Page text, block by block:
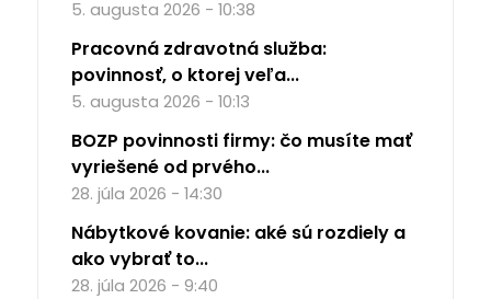
5. augusta 2026 - 10:38
Pracovná zdravotná služba:
povinnosť, o ktorej veľa...
5. augusta 2026 - 10:13
BOZP povinnosti firmy: čo musíte mať
vyriešené od prvého...
28. júla 2026 - 14:30
Nábytkové kovanie: aké sú rozdiely a
ako vybrať to...
28. júla 2026 - 9:40